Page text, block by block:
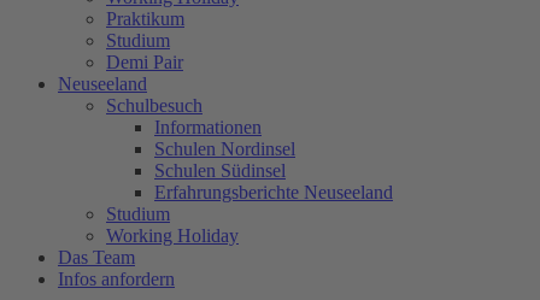
Praktikum
Studium
Demi Pair
Neuseeland
Schulbesuch
Informationen
Schulen Nordinsel
Schulen Südinsel
Erfahrungsberichte Neuseeland
Studium
Working Holiday
Das Team
Infos anfordern